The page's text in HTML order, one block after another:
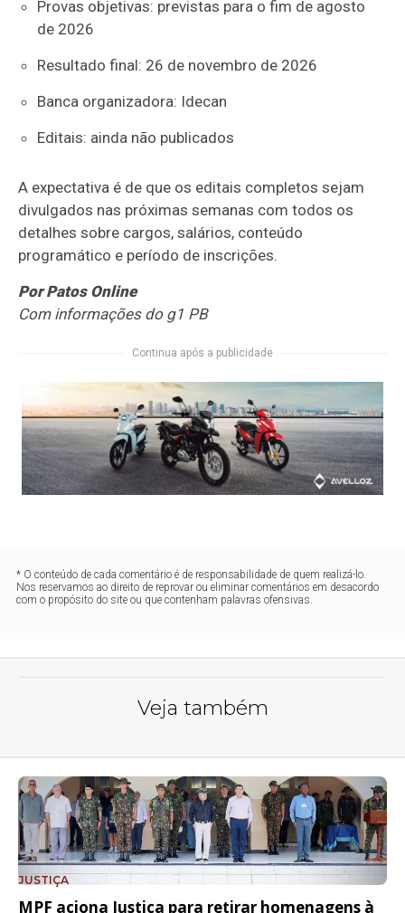
Provas objetivas: previstas para o fim de agosto
de 2026
Resultado final: 26 de novembro de 2026
Banca organizadora: Idecan
Editais: ainda não publicados
A expectativa é de que os editais completos sejam
divulgados nas próximas semanas com todos os
detalhes sobre cargos, salários, conteúdo
programático e período de inscrições.
Por Patos Online
Com informações do g1 PB
Continua após a publicidade
* O conteúdo de cada comentário é de responsabilidade de quem realizá-lo.
Nos reservamos ao direito de reprovar ou eliminar comentários em desacordo
com o propósito do site ou que contenham palavras ofensivas.
Veja também
JUSTIÇA
MPF aciona Justiça para retirar homenagens à